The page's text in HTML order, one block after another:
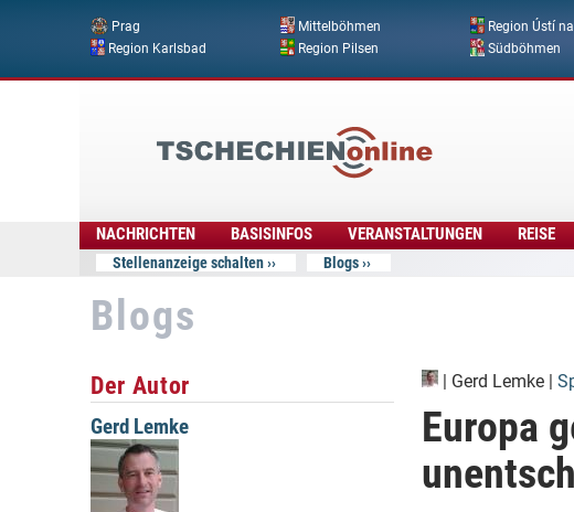
Prag Mittelböhmen Region Ústí
Region Karlsbad
Region Pilsen Südböhmen
Online
NACHRICHTEN BASISINFOS VERANSTALTUNGEN REISE
Stellenanzeige schalten Blogs
Blogs
Der Autor
Gerd Lemke
| Gerd Lemke |
Europa